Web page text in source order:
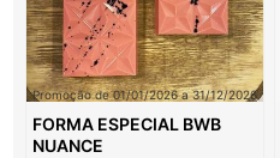
Promoção de 01/01/2026 a 31/12/2026
FORMA ESPECIAL BWB
NUANCE